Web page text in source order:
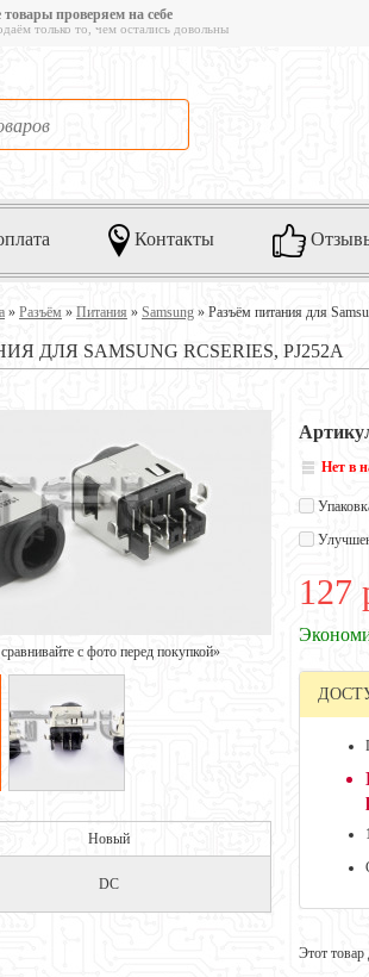
товары проверяем на себе
только то, чем остались довольны
Контакты
» Разъём » Питания » Samsung » Разъём питания для
ДЛЯ SAMSUNG RСSERIES, PJ252A
с фото перед покупкой»
Новый
DC
Нет в
127
Этот товар